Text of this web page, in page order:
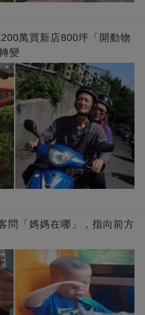
萬買新店800坪「開動物
變
問「媽媽在哪」，指向前方